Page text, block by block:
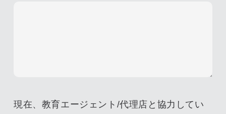
現在、教育エージェント/代理店と協力してい